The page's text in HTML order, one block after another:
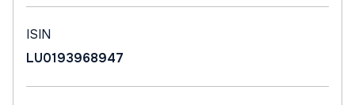
ISIN
LU0193968947